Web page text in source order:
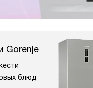
Gorenje
блюд